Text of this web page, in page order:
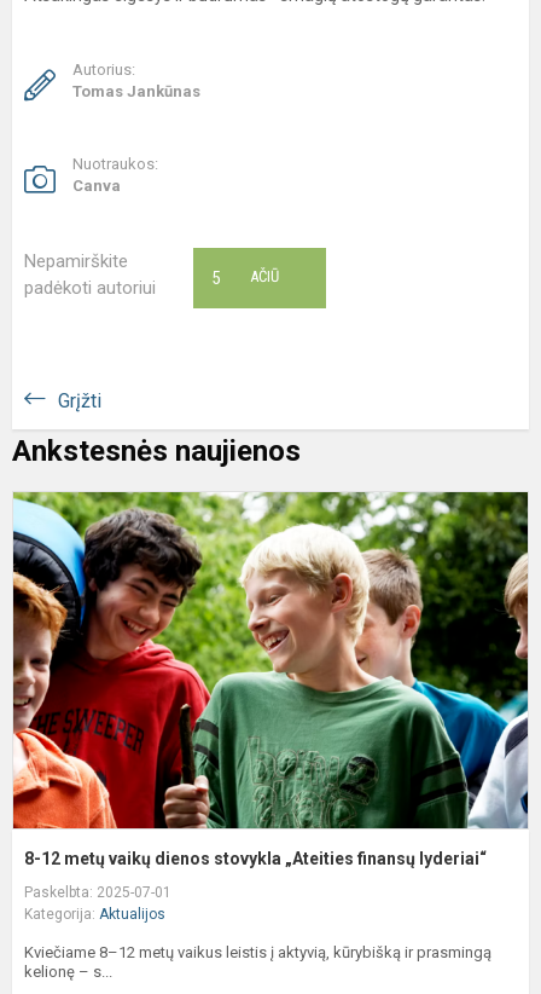
Autorius:
Tomas Jankūnas
Nuotraukos:
Canva
Nepamirškite
padėkoti autoriui
AČIŪ
5
Grįžti
Ankstesnės naujienos
8-12 metų vaikų dienos stovykla „Ateities finansų lyderiai“
Paskelbta: 2025-07-01
Kategorija: Aktualijos
Kviečiame 8–12 metų vaikus leistis į aktyvią, kūrybišką ir prasmingą
kelionę – s...